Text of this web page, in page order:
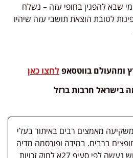
שבא להפגין בחופי עזה – נשלח
לטובת הוצאת תושבי עזה שיהיו
ומהעולם בווטסאפלחצו כאן
בישראל חרבות ברזל
מאמצים רבים באיתור בעלי
ברבים. במידה ופורסמה מדיה
שבעליה אינו ידוע, השימוש נעשה לפי סעיף 27א לחוק זכויות